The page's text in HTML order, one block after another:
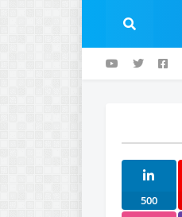
500